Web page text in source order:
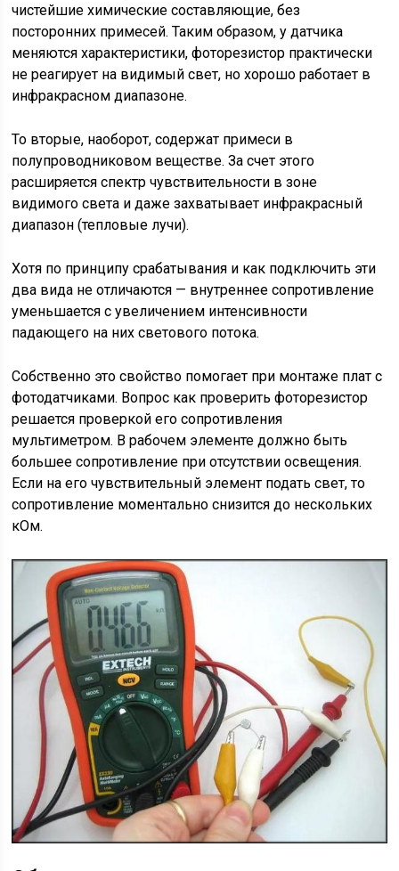
чистейшие химические составляющие, без
посторонних примесей. Таким образом, у датчика
меняются характеристики, фоторезистор практически
не реагирует на видимый свет, но хорошо работает в
инфракрасном диапазоне.
То вторые, наоборот, содержат примеси в
полупроводниковом веществе. За счет этого
расширяется спектр чувствительности в зоне
видимого света и даже захватывает инфракрасный
диапазон (тепловые лучи).
Хотя по принципу срабатывания и как подключить эти
два вида не отличаются — внутреннее сопротивление
уменьшается с увеличением интенсивности
падающего на них светового потока.
Собственно это свойство помогает при монтаже плат с
фотодатчиками. Вопрос как проверить фоторезистор
решается проверкой его сопротивления
мультиметром. В рабочем элементе должно быть
большее сопротивление при отсутствии освещения.
Если на его чувствительный элемент подать свет, то
сопротивление моментально снизится до нескольких
кОм.